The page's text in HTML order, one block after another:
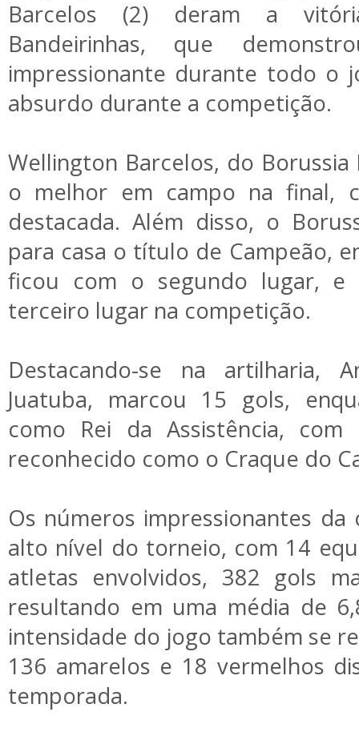
Barcelos (2) deram a
Bandeirinhas, que
impressionante durante todo o
absurdo durante a competição.
Wellington Barcelos, do
o melhor em campo na final,
destacada. Além disso, o
para casa o título de Campeão,
ficou com o segundo lugar,
terceiro lugar na competição.
Destacando-se na artilharia,
Juatuba, marcou 15 gols,
como Rei da Assistência,
reconhecido como o Craque do
Os números impressionantes
alto nível do torneio, com 14
atletas envolvidos, 382 gols
resultando em uma média de
intensidade do jogo também se
136 amarelos e 18 vermelhos
temporada.